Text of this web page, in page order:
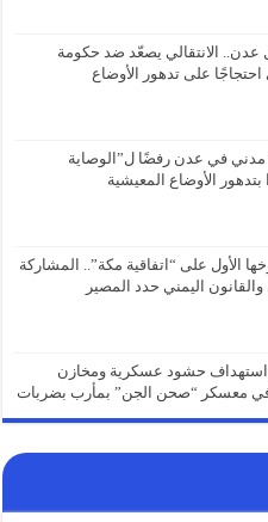
الانتقالي يصعّد ضد حكومة
احتجاجًا على تدهور الأوضاع
مدني في عدن رفضًا ل”الوصاية
بتدهور الأوضاع المعيشية
الأول على “اتفاقية مكة”.. المشاركة
اليمني حدد المصير
استهداف حشود عسكرية ومخازن
في معسكر “صحن الجن” بمأرب بضربات